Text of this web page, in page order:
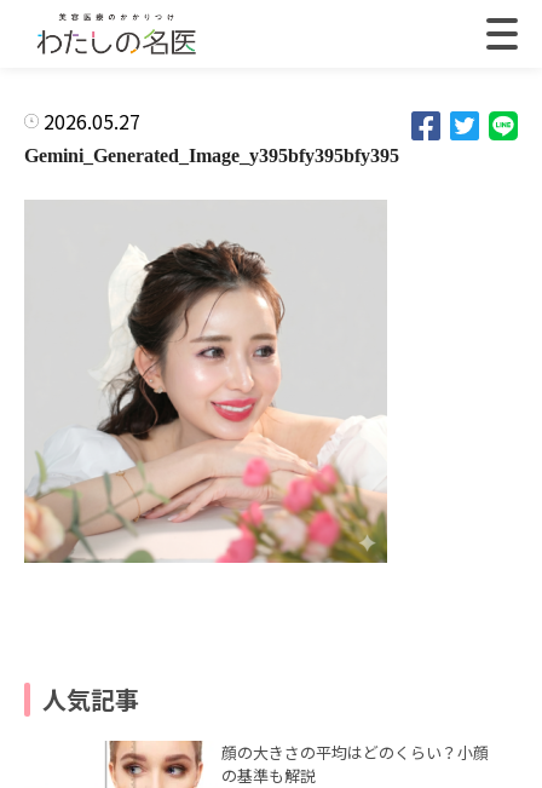
2026.05.27
Gemini_Generated_Image_y395bfy395bfy395
人気記事
顔の大きさの平均はどのくらい？小顔
の基準も解説